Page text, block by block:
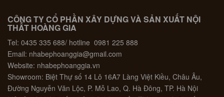
CÔNG TY CỔ PHẦN XÂY DỰNG VÀ SẢN XUẤT NỘI
THẤT HOÀNG GIA
Tel: 0435 335 688/ hotline 0981 225 888
Email: nhabephoanggia@gmail.com
Website: nhabephoanggia.vn
Showroom: Biệt Thự số 14 Lô 16A7 Làng Việt Kiều, Châu Âu,
Đường Nguyễn Văn Lộc, P. Mỗ Lao, Q. Hà Đông, TP. Hà Nội